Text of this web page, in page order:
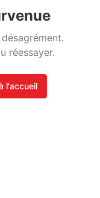
réessayer.
l'accueil